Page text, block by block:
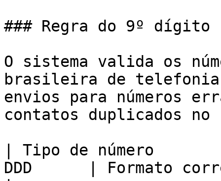
### Regra do 9º
O sistema valida os
brasileira de
envios para números
contatos duplicados no
| Tipo de
DDD      | Formato